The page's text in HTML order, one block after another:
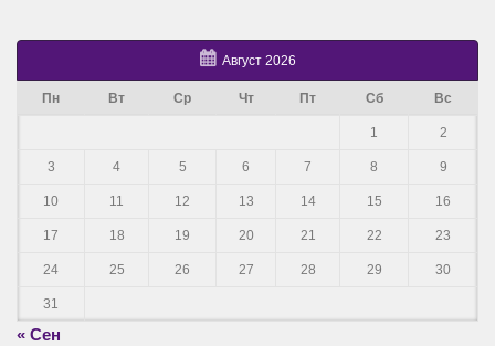
Август 2026
Пн Вт Ср Чт Пт Сб Вс
1 2
3 4 5 6 7 8 9
10 11 12 13 14 15 16
17 18 19 20 21 22 23
24 25 26 27 28 29 30
31
« Сен